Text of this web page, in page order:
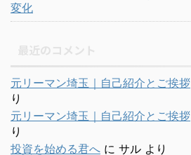
変化
元リーマン埼玉｜自己紹介とご挨拶
り
元リーマン埼玉｜自己紹介とご挨拶
り
投資を始める君へ に サル より